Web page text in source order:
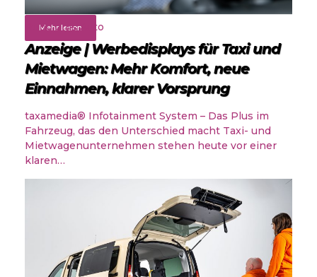
Mehr lesen
Rund ums Auto
Anzeige | Werbedisplays für Taxi und
Mietwagen: Mehr Komfort, neue
Einnahmen, klarer Vorsprung
taxamedia® Infotainment System – Das Plus im
Fahrzeug, das den Unterschied macht Taxi- und
Mietwagenunternehmen stehen heute vor einer
klaren…